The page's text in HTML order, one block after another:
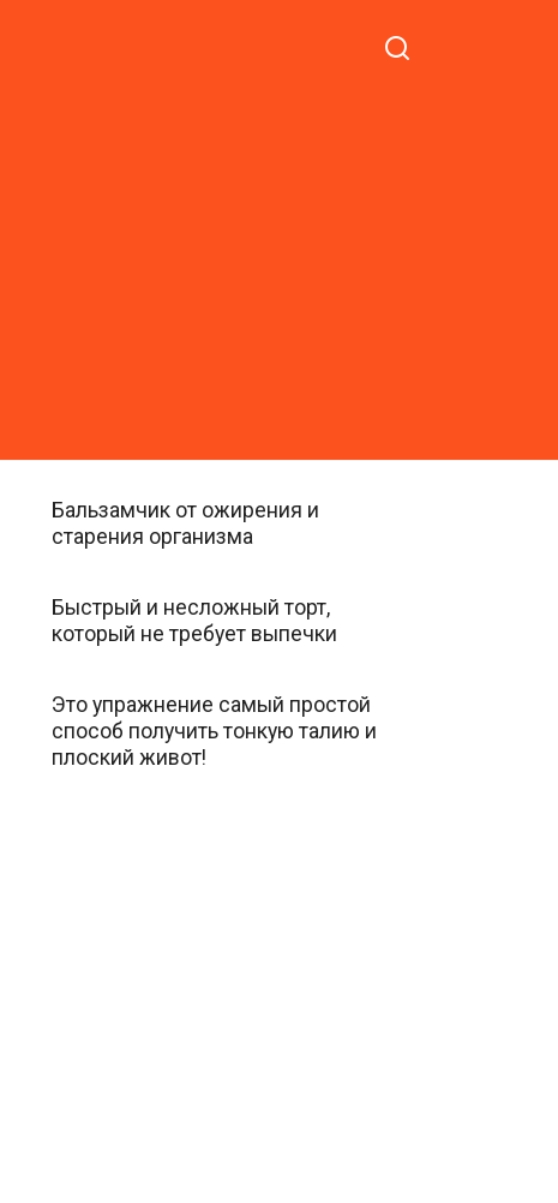
Бальзамчик от ожирения и
старения организма
Быстрый и несложный торт,
который не требует выпечки
Это упражнение самый простой
способ получить тонкую талию и
плоский живот!